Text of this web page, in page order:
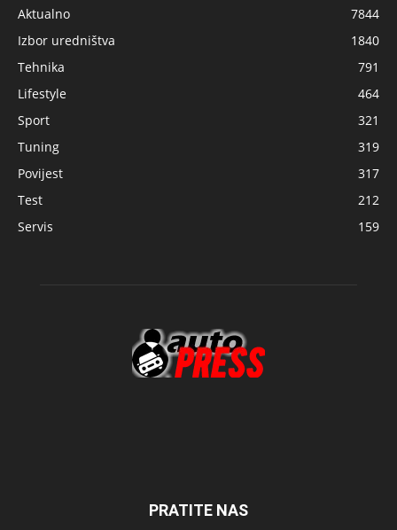
Aktualno
7844
Izbor uredništva
1840
Tehnika
791
Lifestyle
464
Sport
321
Tuning
319
Povijest
317
Test
212
Servis
159
PRATITE NAS